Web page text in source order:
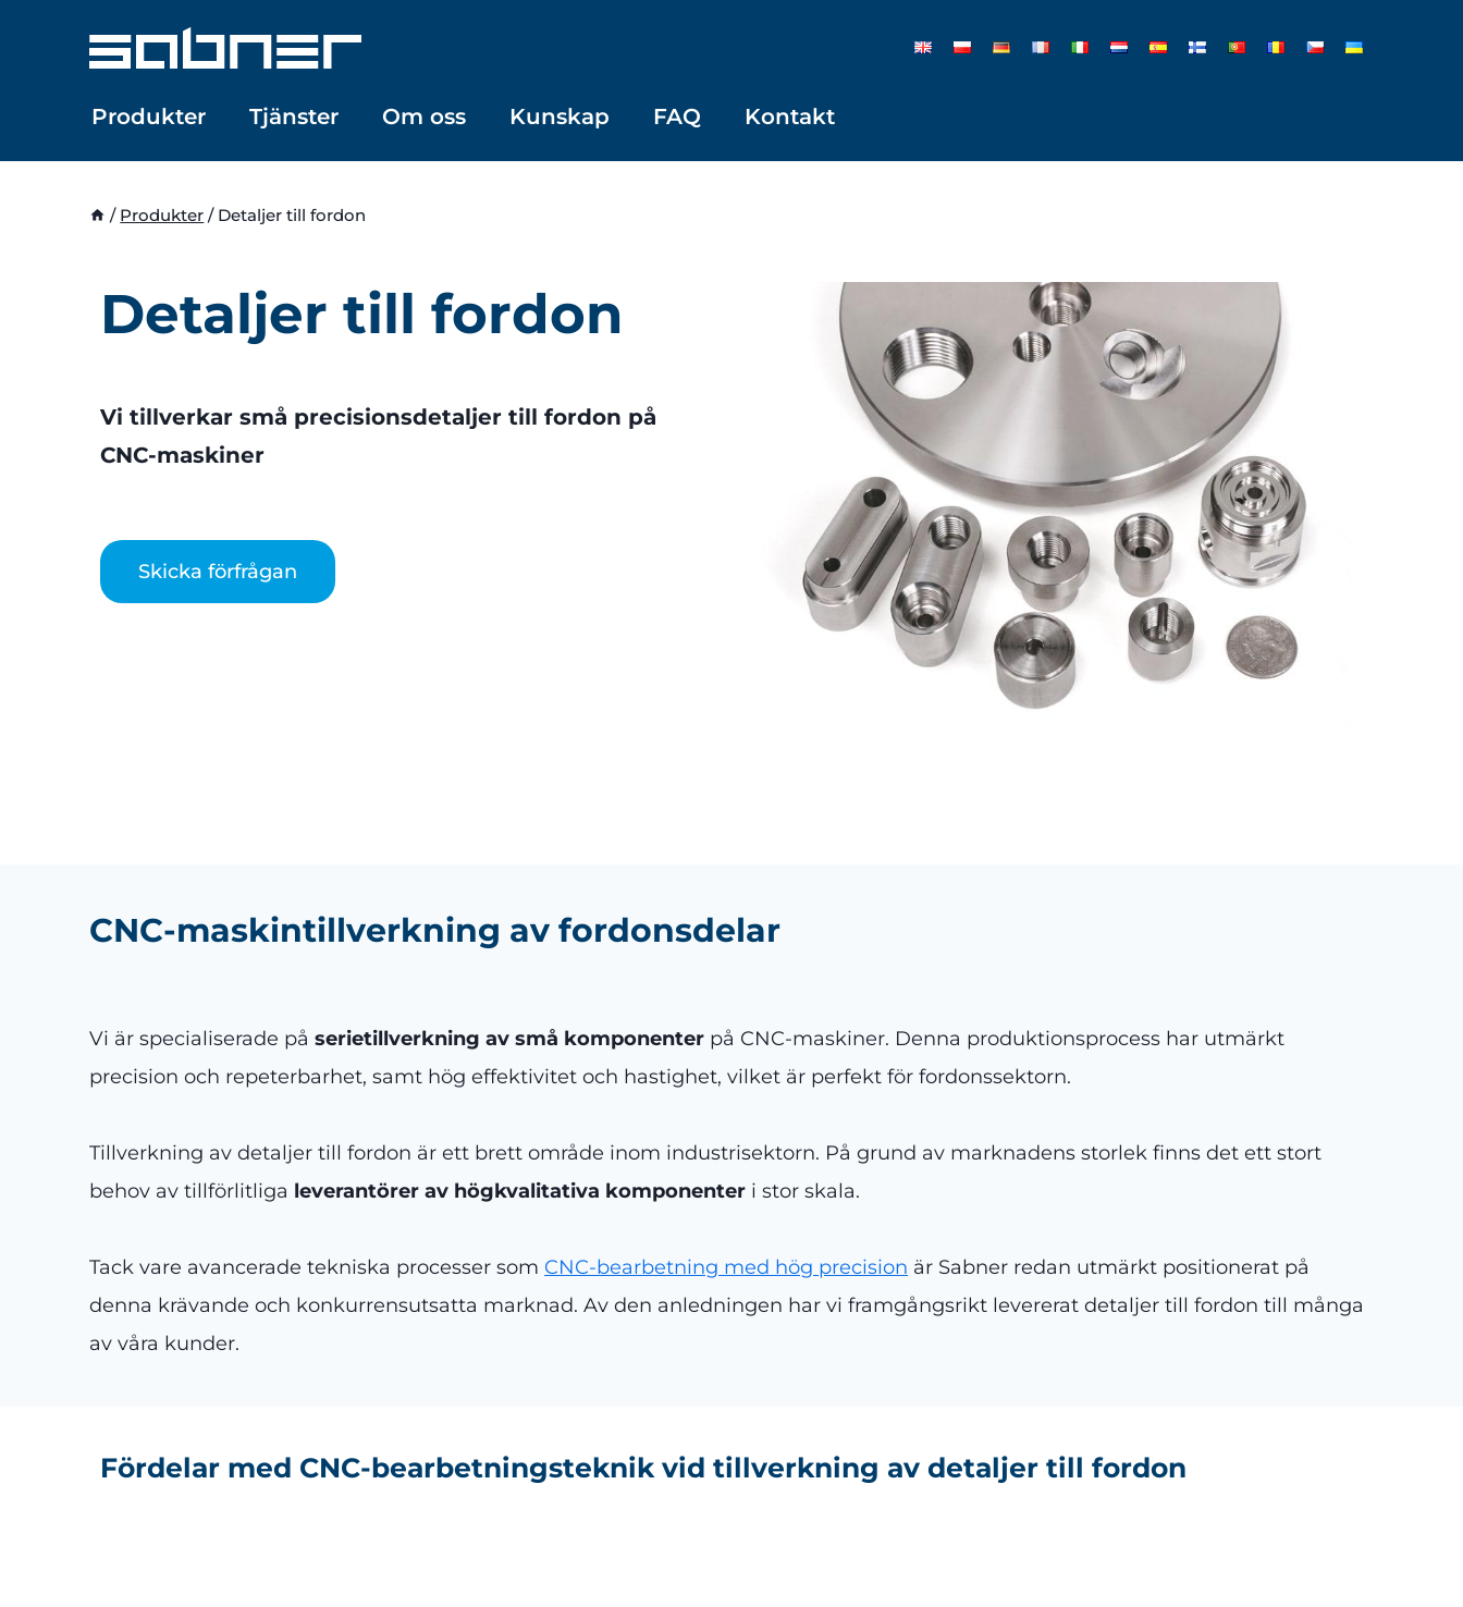
Produkter Tjänster Om oss Kunskap FAQ Kontakt
/ Produkter / Detaljer till fordon
Detaljer till fordon
Vi tillverkar små precisionsdetaljer till fordon på
CNC-maskiner
Skicka förfrågan
CNC-maskintillverkning av fordonsdelar
Vi är specialiserade på serietillverkning av små komponenter på CNC-maskiner. Denna produktionsprocess har utmärkt
precision och repeterbarhet, samt hög effektivitet och hastighet, vilket är perfekt för fordonssektorn.
Tillverkning av detaljer till fordon är ett brett område inom industrisektorn. På grund av marknadens storlek finns det ett stort
behov av tillförlitliga leverantörer av högkvalitativa komponenter i stor skala.
Tack vare avancerade tekniska processer som CNC-bearbetning med hög precision är Sabner redan utmärkt positionerat på
denna krävande och konkurrensutsatta marknad. Av den anledningen har vi framgångsrikt levererat detaljer till fordon till många
av våra kunder.
Fördelar med CNC-bearbetningsteknik vid tillverkning av detaljer till fordon